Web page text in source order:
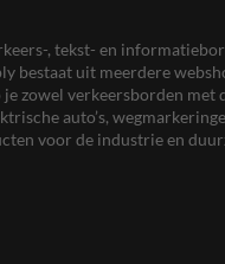
, tekst- en
bestaat uit meerdere
zowel verkeersborden met
auto’s,
voor de industrie en